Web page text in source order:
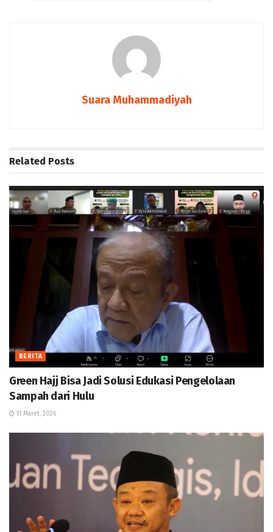
Suara Muhammadiyah
Related Posts
BERITA
Green Hajj Bisa Jadi Solusi Edukasi Pengelolaan
Sampah dari Hulu
11 Maret, 2026